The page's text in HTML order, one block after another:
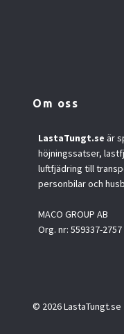
Om oss
LastaTungt.se är
höjningssatser,
luftfjädring till
personbilar och
MACO GROUP AB
Org. nr: 559337-2757
© 2026 LastaTungt.se